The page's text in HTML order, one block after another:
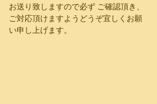
お送り致しますので必ず ご確認頂き、
ご対応頂けますようどうぞ宜しくお願
い申し上げます。